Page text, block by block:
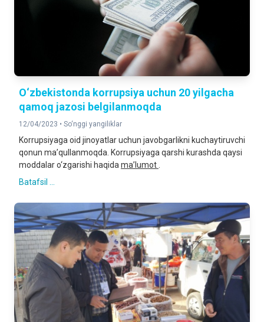
O‘zbekistonda korrupsiya uchun 20 yilgacha
qamoq jazosi belgilanmoqda
12/04/2023 • So‘nggi yangiliklar
Korrupsiyaga oid jinoyatlar uchun javobgarlikni kuchaytiruvchi
qonun ma’qullanmoqda. Korrupsiyaga qarshi kurashda qaysi
moddalar o‘zgarishi haqida ma’lumot
Batafsil ...